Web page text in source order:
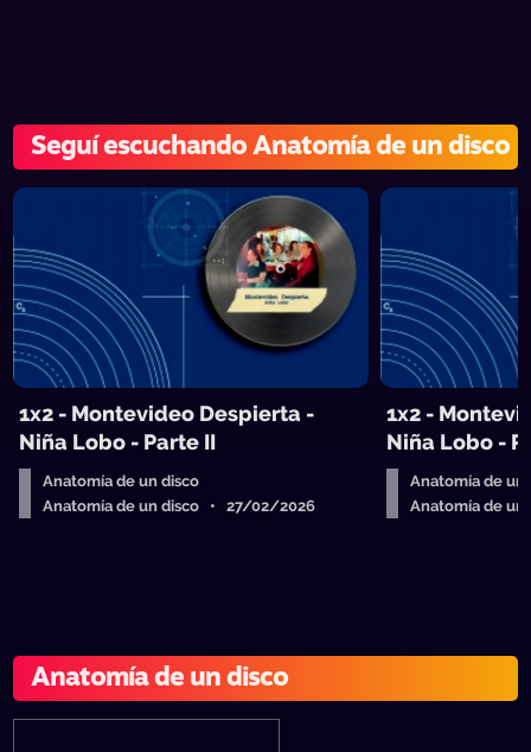
Seguí escuchando Anatomía de un disco
1x2 - Montevideo Despierta -
Niña Lobo - Parte II
Anatomía de un disco
Anatomía de un disco • 27/02/2026
1x2 -
Niña Lobo -
Anatomía de un
Anatomía de
Anatomía de un disco